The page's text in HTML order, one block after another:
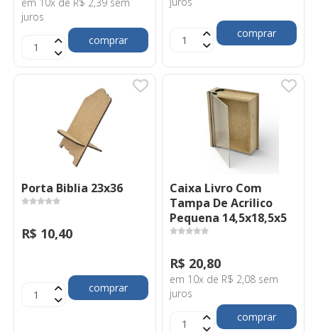
juros
comprar
comprar
Porta Biblia 23x36
R$ 10,40
comprar
Caixa Livro Com
Tampa De Acrilico
Pequena 14,5x18,5x5
R$ 20,80
em 10x de R$ 2,08 sem
juros
comprar